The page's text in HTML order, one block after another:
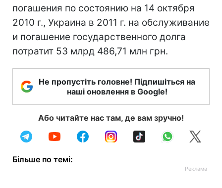
погашения по состоянию на 14 октября
2010 г., Украина в 2011 г. на обслуживание
и погашение государственного долга
потратит 53 млрд 486,71 млн грн.
Не пропустіть головне! Підпишіться на
наші оновлення в Google!
Або читайте нас там, де вам зручно!
Більше по темі: